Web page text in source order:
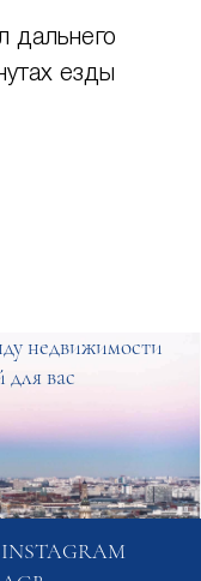
дальнего
езды
недвижимости
вас
INSTAGRAM